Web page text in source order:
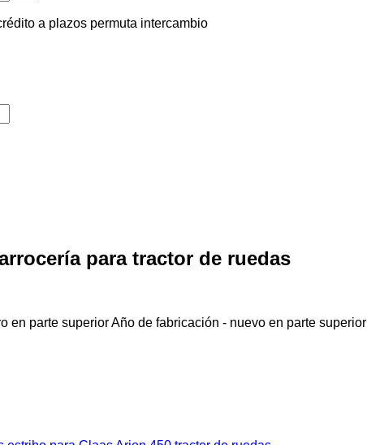
a plazos permuta intercambio
para tractor de ruedas
en parte superiorAño de fabricación - nuevo en parte superior